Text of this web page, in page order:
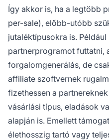
Így akkor is, ha a legtöbb
per-sale), előbb-utóbb
jutaléktípusokra is.
partnerprogramot futtatni,
forgalomgenerálás, de
affiliate szoftvernek
fizethessen a partnereknek
vásárlási típus, eladások
alapján is. Emellett
élethosszig tartó vagy